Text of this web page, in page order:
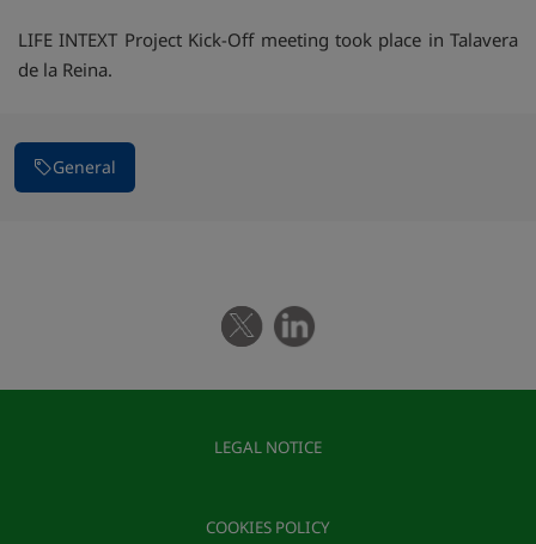
LIFE INTEXT Project Kick-Off meeting took place in Talavera
de la Reina.
General
LEGAL NOTICE
COOKIES POLICY